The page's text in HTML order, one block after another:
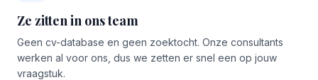
Ze zitten in ons team
Geen cv-database en geen zoektocht. Onze consultants
werken al voor ons, dus we zetten er snel een op jouw
vraagstuk.